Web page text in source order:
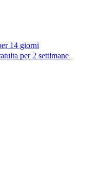
14 giorni
per 2 settimane